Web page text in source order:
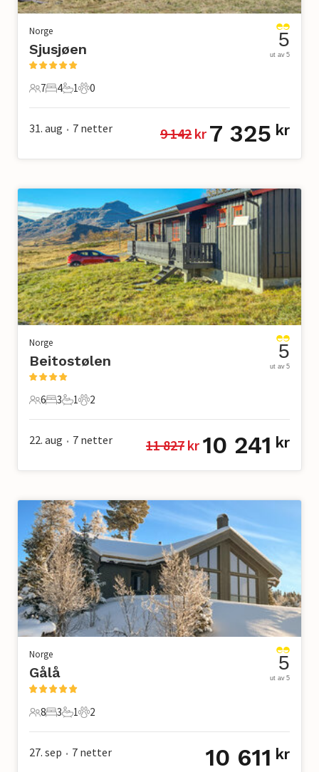
Norge
Sjusjøen
7 Gjester
7
4 Soverom
4
1 Bad
1
0 Kjæledyr
0
5
ut av 5
31. aug • 7 netter 9 142 kr 7 325 kr
Norge
Beitostølen
6 Gjester
6
3 Soverom
3
1 Bad
1
2 Kjæledyr
2
5
ut av 5
22. aug • 7 netter 11 827 kr 10 241 kr
Norge
Gålå
8 Gjester
8
3 Soverom
3
1 Bad
1
2 Kjæledyr
2
5
ut av 5
27. sep • 7 netter 10 611 kr